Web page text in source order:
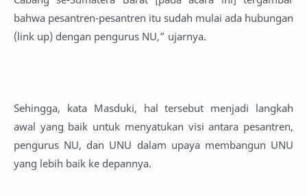
bahwa pesantren-pesantren itu sudah mulai ada hubungan
(link up) dengan pengurus NU,” ujarnya.
Sehingga, kata Masduki, hal tersebut menjadi langkah
awal yang baik untuk menyatukan visi antara pesantren,
pengurus NU, dan UNU dalam upaya membangun UNU
yang lebih baik ke depannya.